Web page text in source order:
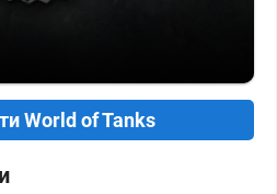
World of Tanks